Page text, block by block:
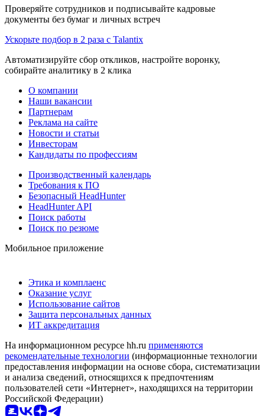
Проверяйте сотрудников и подписывайте кадровые
документы без бумаг и личных встреч
Ускорьте подбор в 2 раза с Talantix
Автоматизируйте сбор откликов, настройте воронку,
собирайте аналитику в 2 клика
О компании
Наши вакансии
Партнерам
Реклама на сайте
Новости и статьи
Инвесторам
Кандидаты по профессиям
Производственный календарь
Требования к ПО
Безопасный HeadHunter
HeadHunter API
Поиск работы
Поиск по резюме
Мобильное приложение
Этика и комплаенс
Оказание услуг
Использование сайтов
Защита персональных данных
ИТ аккредитация
На информационном ресурсе hh.ru применяются
рекомендательные технологии (информационные технологии
предоставления информации на основе сбора, систематизации
и анализа сведений, относящихся к предпочтениям
пользователей сети «Интернет», находящихся на территории
Российской Федерации)